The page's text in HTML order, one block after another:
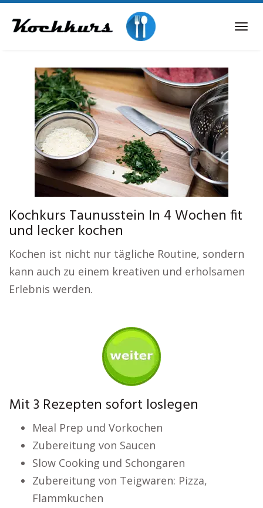
Kochkurs Taunusstein In 4 Wochen fit
und lecker kochen
Kochen ist nicht nur tägliche Routine, sondern
kann auch zu einem kreativen und erholsamen
Erlebnis werden.
Mit 3 Rezepten sofort loslegen
Meal Prep und Vorkochen
Zubereitung von Saucen
Slow Cooking und Schongaren
Zubereitung von Teigwaren: Pizza,
Flammkuchen